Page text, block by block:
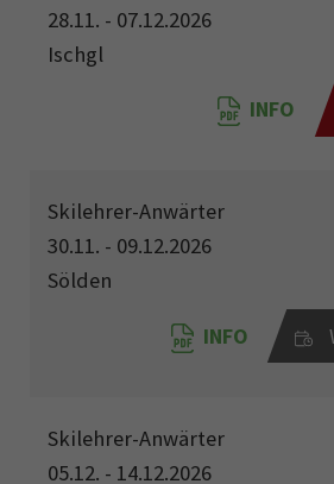
28.11. - 07.12.2026
Ischgl
INFO
Skilehrer-Anwärter
30.11. - 09.12.2026
Sölden
INFO
Skilehrer-Anwärter
05.12. - 14.12.2026